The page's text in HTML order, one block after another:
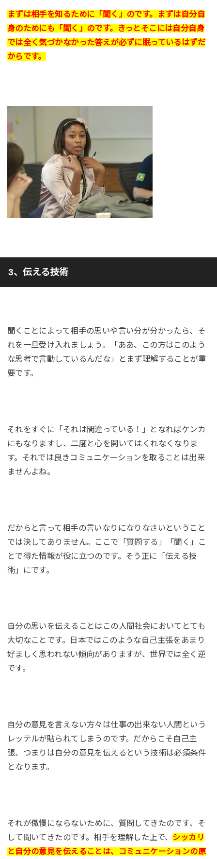
まずは相手を知るために「聞く」のです。まずは自分自
身のためにも「聞く」のです。きっとそこには自分自身
では全く気づかなかった答えが必ずに眠っているはずだ
からです。
3、伝える技術
聞くことによって相手の思いや言い分が分かったら、そ
れを一旦受け入れましょう。「ああ、この方はこのよう
な思考で言動しているんだな」とまず理解することが重
要です。
それをすぐに「それは間違っている！」となればケンカ
にもなりますし、二度と心を開いてはくれなくなりま
す。それでは良きコミュニケーションを取ることは出来
ませんよね。
だからと言って相手の言いなりになりなさいということ
では決してありません。ここで「質問する」「聞く」こ
とで得た情報が役に立つのです。そう正に「伝える技
術」にです。
自分の思いを伝えることはこの人間社会においてとても
大切なことです。日本ではこのような自己主張をあまり
好ましく思われない傾向がありますが、世界では全く逆
です。
自分の意見を言えない方々は仕事の出来ない人間という
レッテルが貼られてしまうのです。だからこそ自己主
張、つまりは自分の意見を伝えるという技術は必須条件
となります。
それが傲慢にならないために、質問してきたのです、そ
して聞いてきたのです。相手を理解した上で、 シッカリ
と自分の意見を伝えることは、コミュニケーションの原